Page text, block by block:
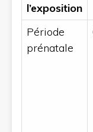
l’exposition
Période
prénatale